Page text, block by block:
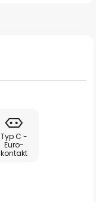
Typ C -
Euro-
kontakt